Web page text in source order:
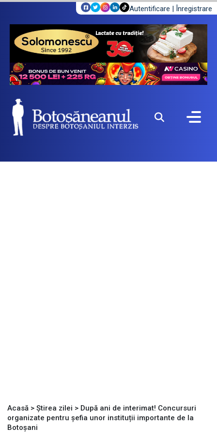
Autentificare | Înregistrare
Acasă > Știrea zilei > După ani de interimat! Concursuri
organizate pentru șefia unor instituții importante de la
Botoșani